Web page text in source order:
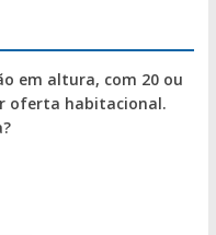
em altura, com 20 ou
oferta habitacional.